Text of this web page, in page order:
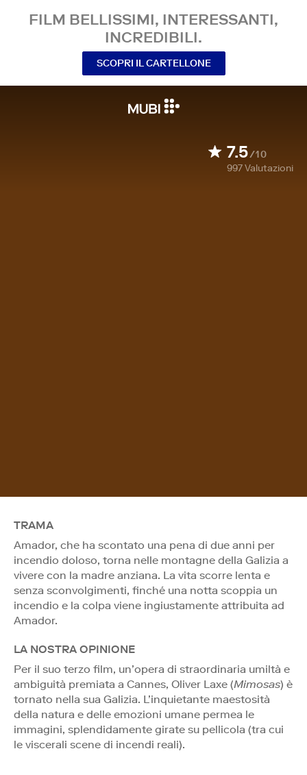
FILM BELLISSIMI, INTERESSANTI,
INCREDIBILI.
SCOPRI IL CARTELLONE
7.5/10
997Valutazioni
TRAMA
Amador, che ha scontato una pena di due anni per
incendio doloso, torna nelle montagne della Galizia a
vivere con la madre anziana. La vita scorre lenta e
senza sconvolgimenti, finché una notta scoppia un
incendio e la colpa viene ingiustamente attribuita ad
Amador.
LA NOSTRA OPINIONE
Per il suo terzo film, un’opera di straordinaria umiltà e
ambiguità premiata a Cannes, Oliver Laxe (Mimosas) è
tornato nella sua Galizia. L’inquietante maestosità
della natura e delle emozioni umane permea le
immagini, splendidamente girate su pellicola (tra cui
le viscerali scene di incendi reali).